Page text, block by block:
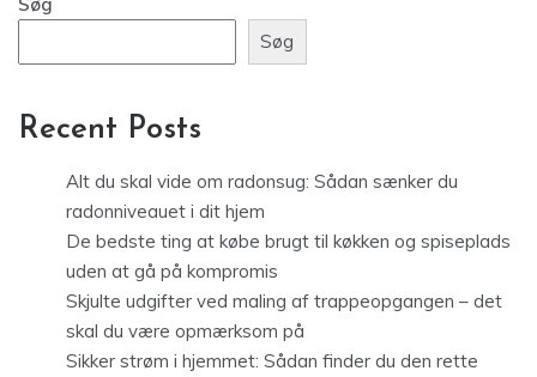
Søg
Recent Posts
Alt du skal vide om radonsug: Sådan sænker du
radonniveauet i dit hjem
De bedste ting at købe brugt til køkken og spiseplads
uden at gå på kompromis
Skjulte udgifter ved maling af trappeopgangen – det
skal du være opmærksom på
Sikker strøm i hjemmet: Sådan finder du den rette